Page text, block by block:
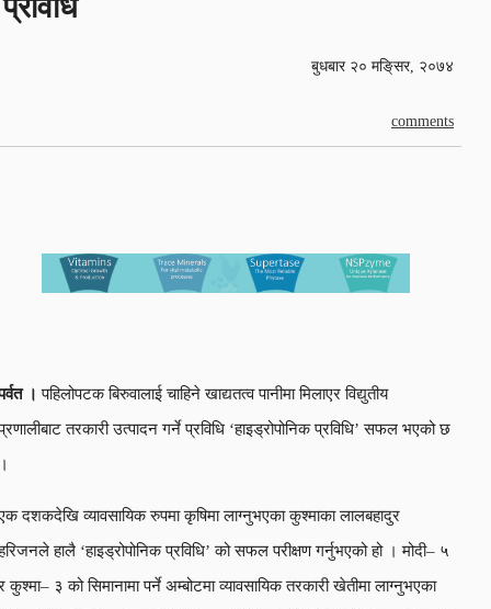
प्रविधि
बुधबार २० मङि्सर, २०७४
comments
। पहिलोपटक बिरुवालाई चाहिने खाद्यतत्व पानीमा मिलाएर विद्युतीय
तरकारी उत्पादन गर्ने प्रविधि ‘हाइड्रोपोनिक प्रविधि’ सफल भएको छ
दशकदेखि व्यावसायिक रुपमा कृषिमा लाग्नुभएका कुश्माका लालबहादुर
हालै ‘हाइड्रोपोनिक प्रविधि’ को सफल परीक्षण गर्नुभएको हो । मोदी– ५
कुश्मा– ३ को सिमानामा पर्ने अम्बोटमा व्यावसायिक तरकारी खेतीमा लाग्नुभएका